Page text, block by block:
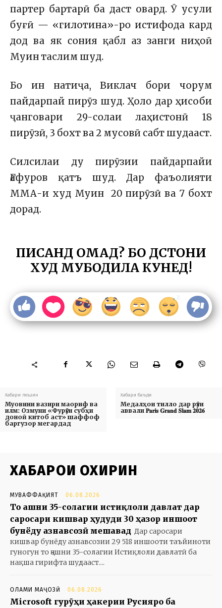
партер бартарӣ ба даст овард. Ӯ усули
буғӣ — «гилотина»-ро истифода кард
дод ва як сония қабл аз занги ниҳоӣ
Муин таслим шуд.
Бо ин натиҷа, Виклач бори чорум
пайдарпай пирӯз шуд. Ҳоло дар ҳисоби
ҷанговари 29-солаи лаҳистонӣ 18
пирӯзӣ, 3 бохт ва 2 мусовӣ сабт шудааст.
Силсилаи ду пирӯзии пайдарпайи
Ғафуров қатъ шуд. Дар фаъолияти
ММА-и худ Муин 20 пирӯзӣ ва 7 бохт
дорад.
ПИСАНД ОМАД? БО ДӮСТОНИ
ХУД МУБОДИЛА КУНЕД!
Хабари пешин
Муовини вазири маориф ва
илм: Озмуни «Фурӯғи субҳи
доноӣ китоб аст» шаффоф
баргузор мегардад
Хабари баъди
Медалҳои тилло дар рӯзи
аввали 𝐏𝐚𝐫𝐢𝐬 𝐆𝐫𝐚𝐧𝐝 𝐒𝐥𝐚𝐦 𝟐𝟎𝟐𝟔
ХАБАРҲОИ ОХИРИН
МУВАФФАҚИЯТ 06.08.2026
То ҷашни 35-солагии истиқлоли давлат дар
саросари кишвар ҳудуди 30 ҳазор иншоот
бунёду азнавсозӣ мешавад Дар саросари
кишвар бунёду азнавсозии 29 518 иншооти таъйиноти
гуногун то ҷашни 35-солагии Истиқлоли давлатӣ ба
нақша гирифта шудааст....
ОЛАМИ МАҶОЗӢ 06.08.2026
Microsoft гурӯҳи ҳакерии Русияро ба